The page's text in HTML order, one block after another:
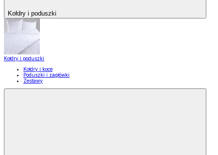
Kołdry i poduszki
Kołdry i poduszki
Kołdry i koce
Poduszki i zagłówki
Zestawy